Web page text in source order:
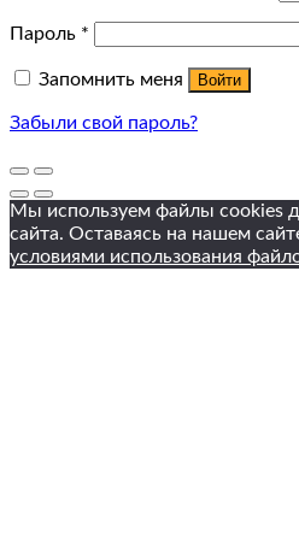
Пароль *
Запомнить меня Войти
Забыли свой пароль?
Мы используем файлы cookies
сайта. Оставаясь на нашем
условиями использования